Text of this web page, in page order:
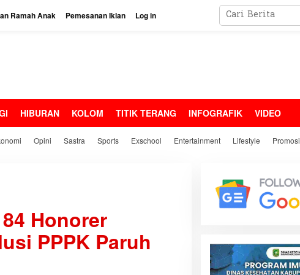
Ramah Anak Pemesanan Iklan Log in
HIBURAN KOLOM TITIK TERANG INFOGRAFIK VIDEO
Opini Sastra Sports Exschool Entertainment Lifestyle Promosi
Honorer
PPPK Paruh